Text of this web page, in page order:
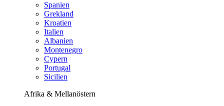
Spanien
Grekland
Kroatien
Italien
Albanien
Montenegro
Cypern
Portugal
Sicilien
Afrika & Mellanöstern